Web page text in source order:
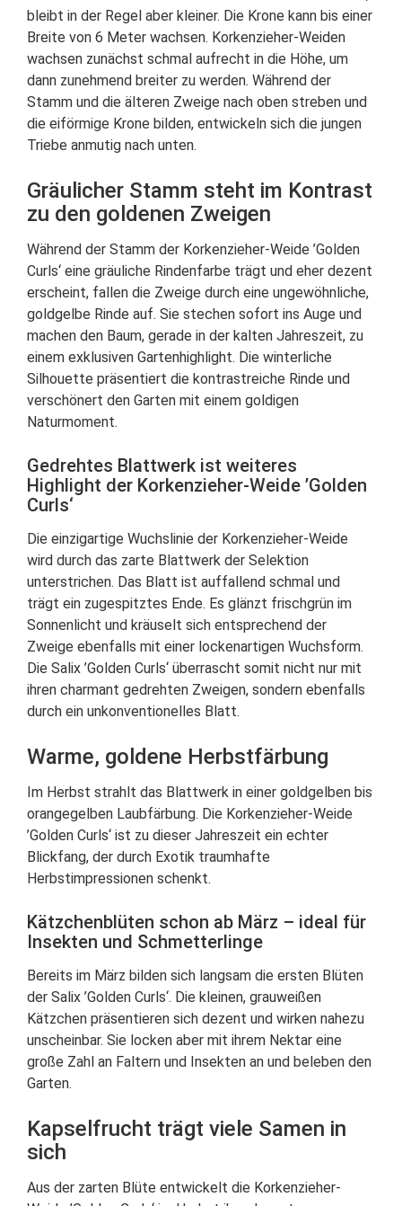
bleibt in der Regel aber kleiner. Die Krone kann bis einer
Breite von 6 Meter wachsen. Korkenzieher-Weiden
wachsen zunächst schmal aufrecht in die Höhe, um
dann zunehmend breiter zu werden. Während der
Stamm und die älteren Zweige nach oben streben und
die eiförmige Krone bilden, entwickeln sich die jungen
Triebe anmutig nach unten.
Gräulicher Stamm steht im Kontrast
zu den goldenen Zweigen
Während der Stamm der Korkenzieher-Weide ’Golden
Curls‘ eine gräuliche Rindenfarbe trägt und eher dezent
erscheint, fallen die Zweige durch eine ungewöhnliche,
goldgelbe Rinde auf. Sie stechen sofort ins Auge und
machen den Baum, gerade in der kalten Jahreszeit, zu
einem exklusiven Gartenhighlight. Die winterliche
Silhouette präsentiert die kontrastreiche Rinde und
verschönert den Garten mit einem goldigen
Naturmoment.
Gedrehtes Blattwerk ist weiteres
Highlight der Korkenzieher-Weide ’Golden
Curls‘
Die einzigartige Wuchslinie der Korkenzieher-Weide
wird durch das zarte Blattwerk der Selektion
unterstrichen. Das Blatt ist auffallend schmal und
trägt ein zugespitztes Ende. Es glänzt frischgrün im
Sonnenlicht und kräuselt sich entsprechend der
Zweige ebenfalls mit einer lockenartigen Wuchsform.
Die Salix ’Golden Curls‘ überrascht somit nicht nur mit
ihren charmant gedrehten Zweigen, sondern ebenfalls
durch ein unkonventionelles Blatt.
Warme, goldene Herbstfärbung
Im Herbst strahlt das Blattwerk in einer goldgelben bis
orangegelben Laubfärbung. Die Korkenzieher-Weide
’Golden Curls‘ ist zu dieser Jahreszeit ein echter
Blickfang, der durch Exotik traumhafte
Herbstimpressionen schenkt.
Kätzchenblüten schon ab März – ideal für
Insekten und Schmetterlinge
Bereits im März bilden sich langsam die ersten Blüten
der Salix ’Golden Curls‘. Die kleinen, grauweißen
Kätzchen präsentieren sich dezent und wirken nahezu
unscheinbar. Sie locken aber mit ihrem Nektar eine
große Zahl an Faltern und Insekten an und beleben den
Garten.
Kapselfrucht trägt viele Samen in
sich
Aus der zarten Blüte entwickelt die Korkenzieher-